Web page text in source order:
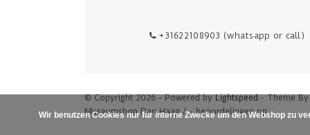
+31622108903 (whatsapp or call)
© Copyright 2026 - Powered by Lightspeed - Theme By
Museumshop Den Haag /-beoordelingen op
Wir benutzen Cookies nur für interne Zwecke um den Webshop zu